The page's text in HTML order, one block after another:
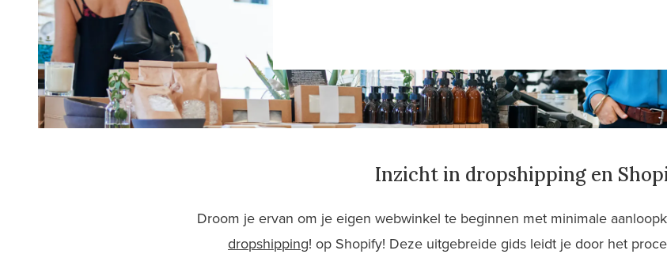
Inzicht in dropshipping en
Droom je ervan om je eigen webwinkel te beginnen met minimale
dropshipping! op Shopify! Deze uitgebreide gids leidt je door het